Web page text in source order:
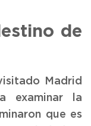
de
Madrid
examinar la
que es